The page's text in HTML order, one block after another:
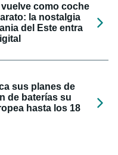
vuelve como coche
la nostalgia
del Este entra
sus planes de
de baterías su
hasta los 18